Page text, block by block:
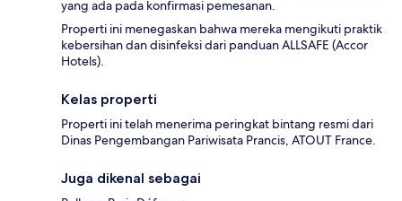
yang ada pada konfirmasi pemesanan.
Properti ini menegaskan bahwa mereka mengikuti praktik
kebersihan dan disinfeksi dari panduan ALLSAFE (Accor
Hotels).
Kelas properti
Properti ini telah menerima peringkat bintang resmi dari
Dinas Pengembangan Pariwisata Prancis, ATOUT France.
Juga dikenal sebagai